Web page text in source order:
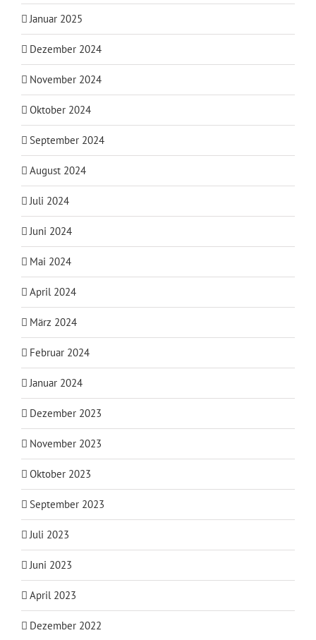
Januar 2025
Dezember 2024
November 2024
Oktober 2024
September 2024
August 2024
Juli 2024
Juni 2024
Mai 2024
April 2024
März 2024
Februar 2024
Januar 2024
Dezember 2023
November 2023
Oktober 2023
September 2023
Juli 2023
Juni 2023
April 2023
Dezember 2022